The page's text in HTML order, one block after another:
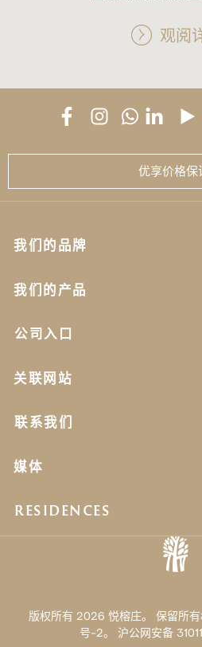
观阅
优享价格保
我们的品牌
我们的产品
公司入口
关联网站
联系我们
媒体
RESIDENCES
版权所有 2026 悦榕庄。 保留所
号-2。 沪公网安备